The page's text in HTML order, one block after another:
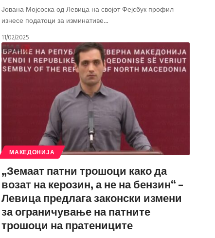
Јована Мојсоска од Левица на својот Фејсбук профил
изнесе податоци за изминативе…
11/02/2025
МАКЕДОНИЈА
„Земаат патни трошоци како да
возат на керозин, а не на бензин“ –
Левица предлага законски измени
за ограничување на патните
трошоци на пратениците